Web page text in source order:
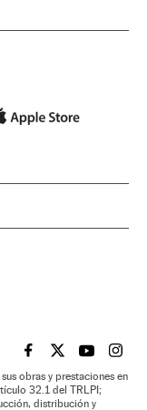
EL PAÍS BRASIL EN
EL PAÍSEL PAÍS
EL
obras y prestaciones en
32.1 del TRLPI;
distribución y